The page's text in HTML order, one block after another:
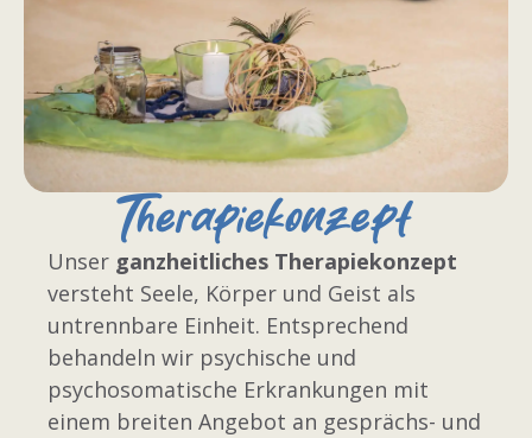
Therapiekonzept
Unser ganzheitliches Therapiekonzept
versteht Seele, Körper und Geist als
untrennbare Einheit. Entsprechend
behandeln wir psychische und
psychosomatische Erkrankungen mit
einem breiten Angebot an gesprächs- und